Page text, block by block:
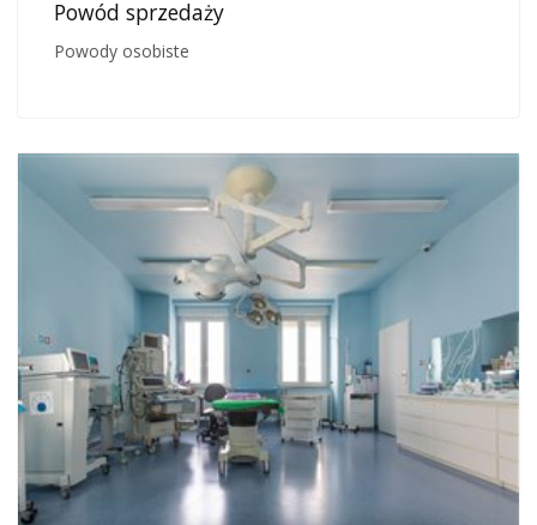
Powód sprzedaży
Powody osobiste